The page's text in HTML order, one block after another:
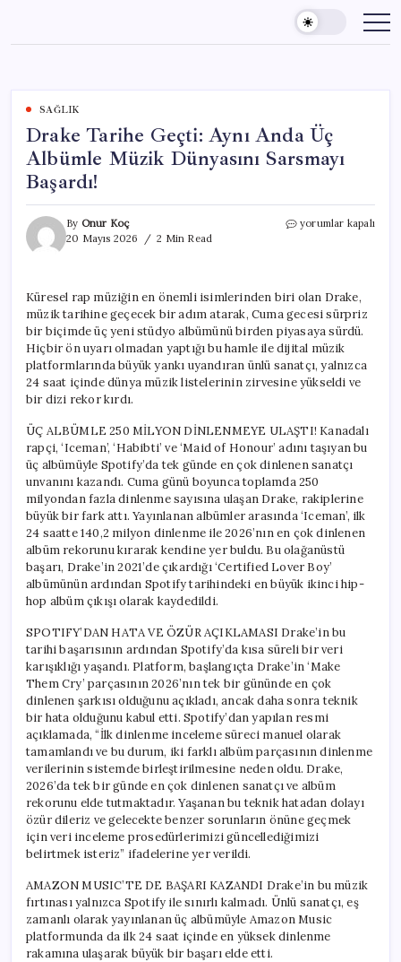
content
SAĞLIK
Drake Tarihe Geçti: Aynı Anda Üç
Albümle Müzik Dünyasını Sarsmayı
Başardı!
By Onur Koç
20 Mayıs 2026
2 Min Read
Drake
Üç
Albümle
Müzik
Dünyasını
Sarsmayı
Başardı!
için
yorumlar kapalı
Küresel rap müziğin en önemli isimlerinden biri olan Drake,
müzik tarihine geçecek bir adım atarak, Cuma gecesi sürpriz
bir biçimde üç yeni stüdyo albümünü birden piyasaya sürdü.
Hiçbir ön uyarı olmadan yaptığı bu hamle ile dijital müzik
platformlarında büyük yankı uyandıran ünlü sanatçı, yalnızca
24 saat içinde dünya müzik listelerinin zirvesine yükseldi ve
bir dizi rekor kırdı.
ÜÇ ALBÜMLE 250 MİLYON DİNLENMEYE ULAŞTI! Kanadalı
rapçi, ‘Iceman’, ‘Habibti’ ve ‘Maid of Honour’ adını taşıyan bu
üç albümüyle Spotify’da tek günde en çok dinlenen sanatçı
unvanını kazandı. Cuma günü boyunca toplamda 250
milyondan fazla dinlenme sayısına ulaşan Drake, rakiplerine
büyük bir fark attı. Yayınlanan albümler arasında ‘Iceman’, ilk
24 saatte 140,2 milyon dinlenme ile 2026’nın en çok dinlenen
albüm rekorunu kırarak kendine yer buldu. Bu olağanüstü
başarı, Drake’in 2021’de çıkardığı ‘Certified Lover Boy’
albümünün ardından Spotify tarihindeki en büyük ikinci hip-
hop albüm çıkışı olarak kaydedildi.
SPOTIFY’DAN HATA VE ÖZÜR AÇIKLAMASI Drake’in bu
tarihi başarısının ardından Spotify’da kısa süreli bir veri
karışıklığı yaşandı. Platform, başlangıçta Drake’in ‘Make
Them Cry’ parçasının 2026’nın tek bir gününde en çok
dinlenen şarkısı olduğunu açıkladı, ancak daha sonra teknik
bir hata olduğunu kabul etti. Spotify’dan yapılan resmi
açıklamada, “İlk dinlenme inceleme süreci manuel olarak
tamamlandı ve bu durum, iki farklı albüm parçasının dinlenme
verilerinin sistemde birleştirilmesine neden oldu. Drake,
2026’da tek bir günde en çok dinlenen sanatçı ve albüm
rekorunu elde tutmaktadır. Yaşanan bu teknik hatadan dolayı
özür dileriz ve gelecekte benzer sorunların önüne geçmek
için veri inceleme prosedürlerimizi güncellediğimizi
belirtmek isteriz” ifadelerine yer verildi.
AMAZON MUSIC’TE DE BAŞARI KAZANDI Drake’in bu müzik
fırtınası yalnızca Spotify ile sınırlı kalmadı. Ünlü sanatçı, eş
zamanlı olarak yayınlanan üç albümüyle Amazon Music
platformunda da ilk 24 saat içinde en yüksek dinlenme
rakamına ulaşarak büyük bir başarı elde etti.